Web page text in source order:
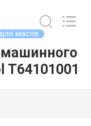
масла
T64101001